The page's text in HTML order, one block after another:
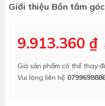
Giới thiệu Bồn tắm
9.913.360 ₫
Giá sản phẩm có thể thay
Vui lòng liên hệ